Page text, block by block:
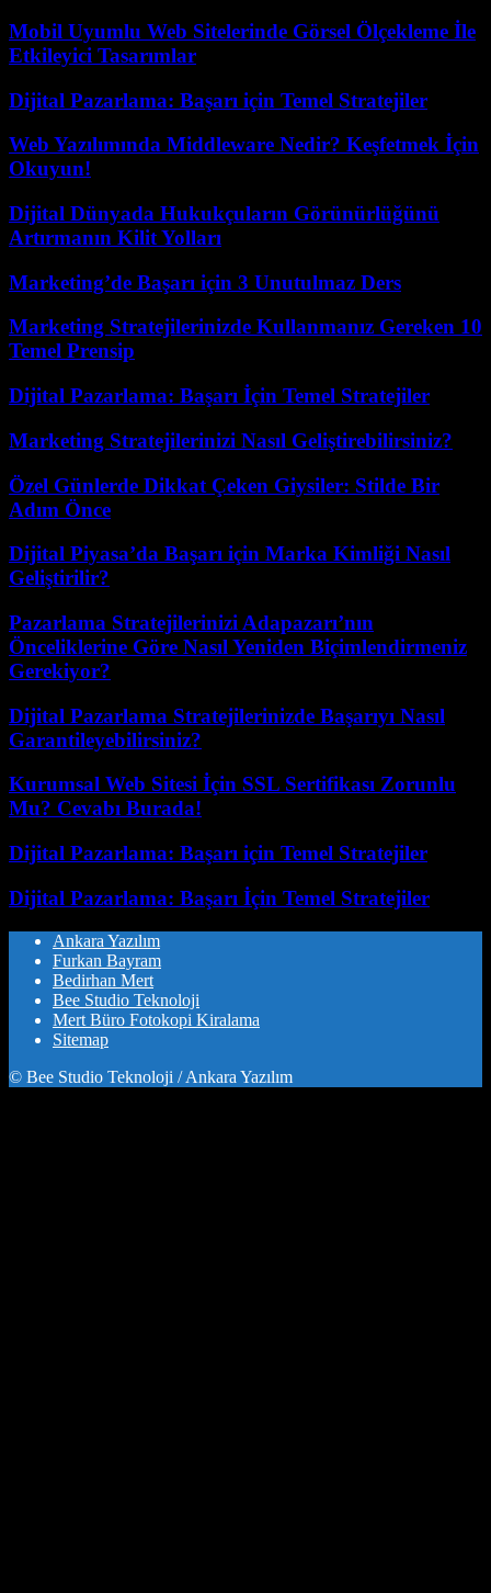
Mobil Uyumlu Web Sitelerinde Görsel Ölçekleme İle
Etkileyici Tasarımlar
Dijital Pazarlama: Başarı için Temel Stratejiler
Web Yazılımında Middleware Nedir? Keşfetmek İçin
Okuyun!
Dijital Dünyada Hukukçuların Görünürlüğünü
Artırmanın Kilit Yolları
Marketing’de Başarı için 3 Unutulmaz Ders
Marketing Stratejilerinizde Kullanmanız Gereken 10
Temel Prensip
Dijital Pazarlama: Başarı İçin Temel Stratejiler
Marketing Stratejilerinizi Nasıl Geliştirebilirsiniz?
Özel Günlerde Dikkat Çeken Giysiler: Stilde Bir
Adım Önce
Dijital Piyasa’da Başarı için Marka Kimliği Nasıl
Geliştirilir?
Pazarlama Stratejilerinizi Adapazarı’nın
Önceliklerine Göre Nasıl Yeniden Biçimlendirmeniz
Gerekiyor?
Dijital Pazarlama Stratejilerinizde Başarıyı Nasıl
Garantileyebilirsiniz?
Kurumsal Web Sitesi İçin SSL Sertifikası Zorunlu
Mu? Cevabı Burada!
Dijital Pazarlama: Başarı için Temel Stratejiler
Dijital Pazarlama: Başarı İçin Temel Stratejiler
Ankara Yazılım
Furkan Bayram
Bedirhan Mert
Bee Studio Teknoloji
Mert Büro Fotokopi Kiralama
Sitemap
© Bee Studio Teknoloji / Ankara Yazılım